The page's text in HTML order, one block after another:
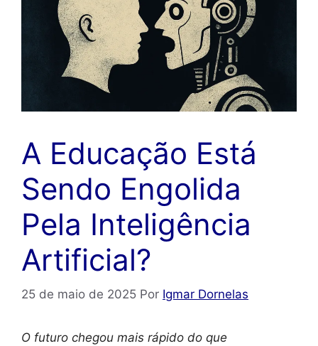
A Educação Está
Sendo Engolida
Pela Inteligência
Artificial?
25 de maio de 2025 Por Igmar Dornelas
O futuro chegou mais rápido do que